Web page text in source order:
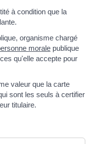
à condition que la
organisme chargé
moralepublique
qu'elle accepte pour
valeur que la carte
sont les seuls à certifier
titulaire.